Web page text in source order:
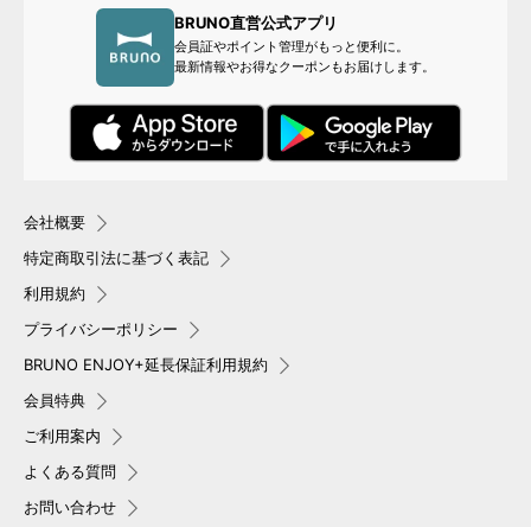
BRUNO直営公式アプリ
会員証やポイント管理がもっと便利に。
最新情報やお得なクーポンもお届けします。
会社概要
特定商取引法に基づく表記
利用規約
プライバシーポリシー
BRUNO ENJOY+延長保証利用規約
会員特典
ご利用案内
よくある質問
お問い合わせ